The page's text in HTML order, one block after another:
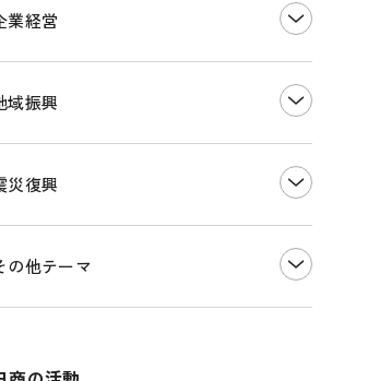
業経営
域振興
災復興
の他テーマ
多様な人材の活躍推進